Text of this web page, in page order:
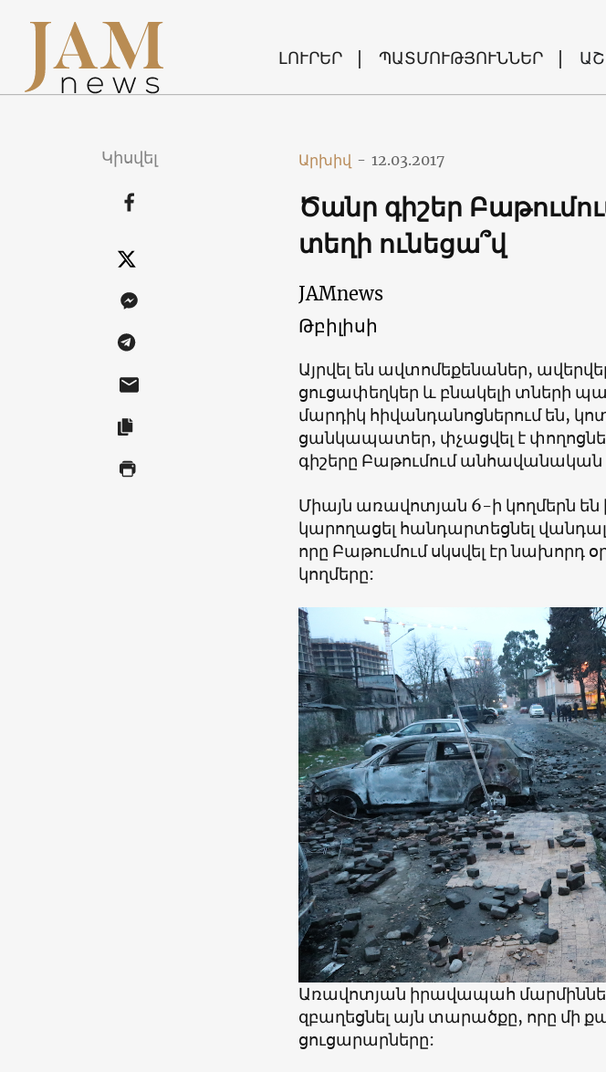
ԼՈՒՐԵՐ ՊԱՏՄՈՒԹՅՈՒՆՆԵՐ
Կիսվել Արխիվ - 12.03.2017
Ծանր գիշեր
տեղի ունեցա՞վ
JAMnews
Թբիլիսի
Այրվել են ավտոմեքենաներ,
ցուցափեղկեր և բնակելի տների
մարդիկ հիվանդանոցներում են,
ցանկապատեր, փչացվել է
գիշերը Բաթումում անհավանական
Միայն առավոտյան 6-ի կողմերն
կարողացել հանդարտեցնել
որը Բաթումում սկսվել էր նախորդ
կողմերը:
Առավոտյան իրավապահ
զբաղեցնել այն տարածքը, որը մի
ցուցարարները: